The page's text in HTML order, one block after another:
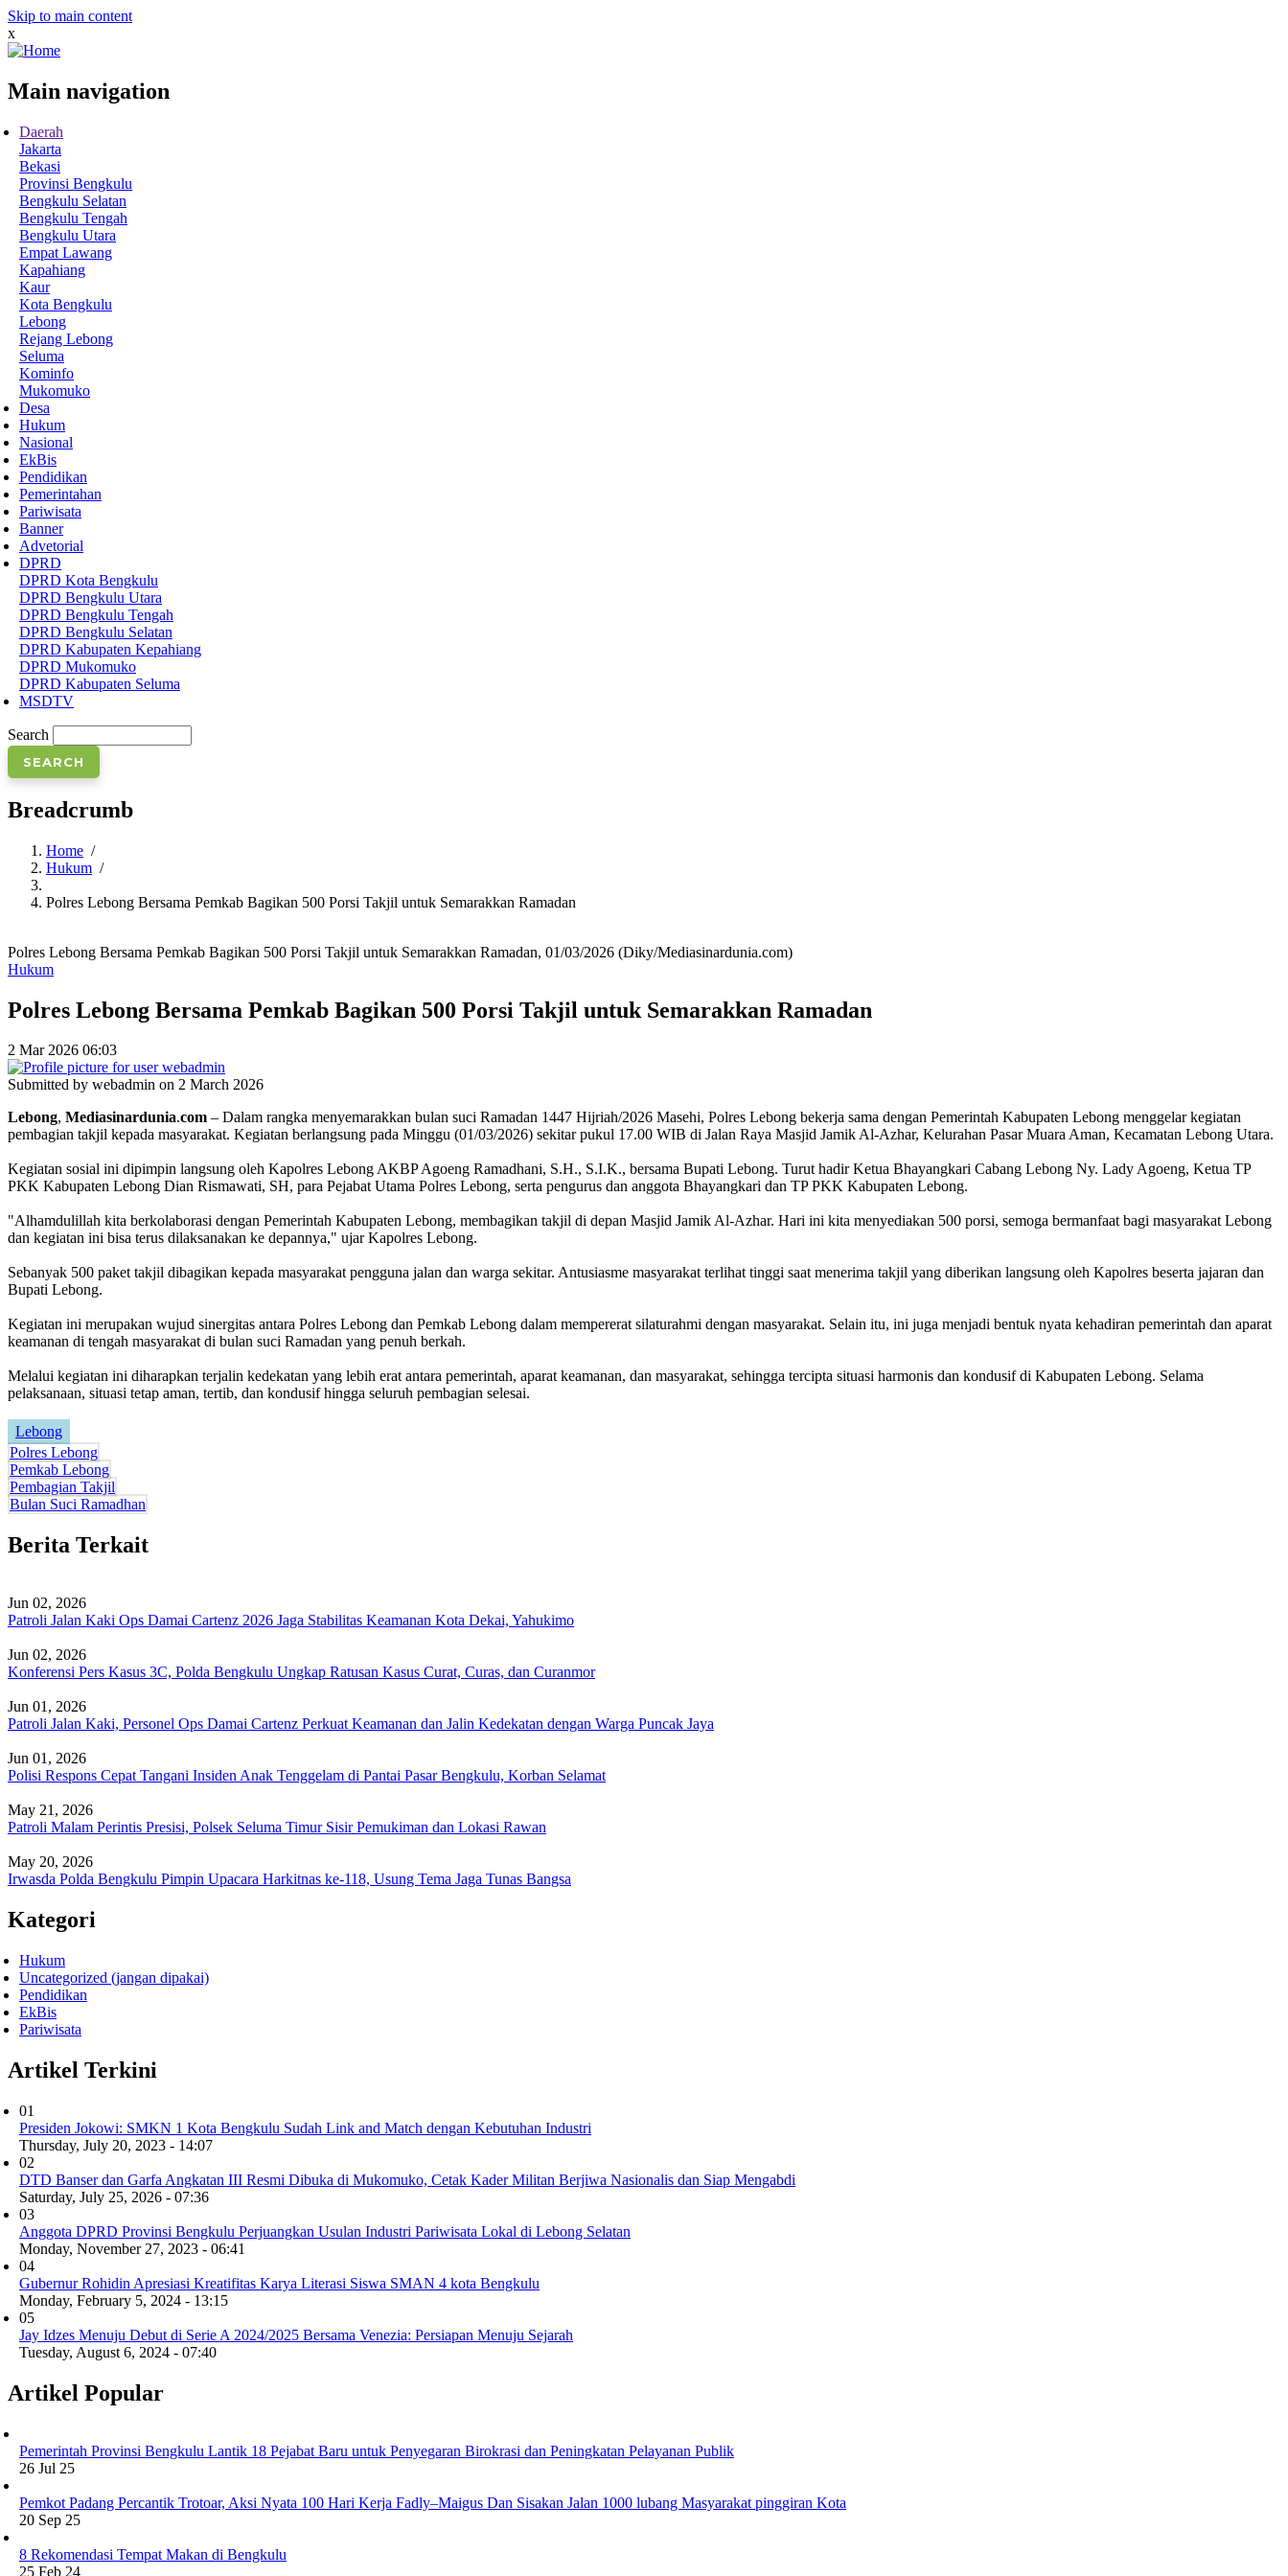
Skip to main content
x
Main navigation
Daerah
Jakarta
Bekasi
Provinsi Bengkulu
Bengkulu Selatan
Bengkulu Tengah
Bengkulu Utara
Empat Lawang
Kapahiang
Kaur
Kota Bengkulu
Lebong
Rejang Lebong
Seluma
Kominfo
Mukomuko
Desa
Hukum
Nasional
EkBis
Pendidikan
Pemerintahan
Pariwisata
Banner
Advetorial
DPRD
DPRD Kota Bengkulu
DPRD Bengkulu Utara
DPRD Bengkulu Tengah
DPRD Bengkulu Selatan
DPRD Kabupaten Kepahiang
DPRD Mukomuko
DPRD Kabupaten Seluma
MSDTV
Search
Breadcrumb
Home /
Hukum /
Polres Lebong Bersama Pemkab Bagikan 500 Porsi Takjil untuk Semarakkan Ramadan
Polres Lebong Bersama Pemkab Bagikan 500 Porsi Takjil untuk Semarakkan Ramadan, 01/03/2026 (Diky/Mediasinardunia.com)
Hukum
Polres Lebong Bersama Pemkab Bagikan 500 Porsi Takjil untuk Semarakkan Ramadan
2 Mar 2026 06:03
Submitted by webadmin on 2 March 2026
Lebong, Mediasinardunia.com – Dalam rangka menyemarakkan bulan suci Ramadan 1447 Hijriah/2026 Masehi, Polres Lebong bekerja sama dengan Pemerintah Kabupaten Lebong menggelar kegiatan
pembagian takjil kepada masyarakat. Kegiatan berlangsung pada Minggu (01/03/2026) sekitar pukul 17.00 WIB di Jalan Raya Masjid Jamik Al-Azhar, Kelurahan Pasar Muara Aman, Kecamatan Lebong Utara.
Kegiatan sosial ini dipimpin langsung oleh Kapolres Lebong AKBP Agoeng Ramadhani, S.H., S.I.K., bersama Bupati Lebong. Turut hadir Ketua Bhayangkari Cabang Lebong Ny. Lady Agoeng, Ketua TP
PKK Kabupaten Lebong Dian Rismawati, SH, para Pejabat Utama Polres Lebong, serta pengurus dan anggota Bhayangkari dan TP PKK Kabupaten Lebong.
"Alhamdulillah kita berkolaborasi dengan Pemerintah Kabupaten Lebong, membagikan takjil di depan Masjid Jamik Al-Azhar. Hari ini kita menyediakan 500 porsi, semoga bermanfaat bagi masyarakat Lebong
dan kegiatan ini bisa terus dilaksanakan ke depannya," ujar Kapolres Lebong.
Sebanyak 500 paket takjil dibagikan kepada masyarakat pengguna jalan dan warga sekitar. Antusiasme masyarakat terlihat tinggi saat menerima takjil yang diberikan langsung oleh Kapolres beserta jajaran dan
Bupati Lebong.
Kegiatan ini merupakan wujud sinergitas antara Polres Lebong dan Pemkab Lebong dalam mempererat silaturahmi dengan masyarakat. Selain itu, ini juga menjadi bentuk nyata kehadiran pemerintah dan aparat
keamanan di tengah masyarakat di bulan suci Ramadan yang penuh berkah.
Melalui kegiatan ini diharapkan terjalin kedekatan yang lebih erat antara pemerintah, aparat keamanan, dan masyarakat, sehingga tercipta situasi harmonis dan kondusif di Kabupaten Lebong. Selama
pelaksanaan, situasi tetap aman, tertib, dan kondusif hingga seluruh pembagian selesai.
Lebong
Polres Lebong
Pemkab Lebong
Pembagian Takjil
Bulan Suci Ramadhan
Berita Terkait
Jun 02, 2026
Patroli Jalan Kaki Ops Damai Cartenz 2026 Jaga Stabilitas Keamanan Kota Dekai, Yahukimo
Jun 02, 2026
Konferensi Pers Kasus 3C, Polda Bengkulu Ungkap Ratusan Kasus Curat, Curas, dan Curanmor
Jun 01, 2026
Patroli Jalan Kaki, Personel Ops Damai Cartenz Perkuat Keamanan dan Jalin Kedekatan dengan Warga Puncak Jaya
Jun 01, 2026
Polisi Respons Cepat Tangani Insiden Anak Tenggelam di Pantai Pasar Bengkulu, Korban Selamat
May 21, 2026
Patroli Malam Perintis Presisi, Polsek Seluma Timur Sisir Pemukiman dan Lokasi Rawan
May 20, 2026
Irwasda Polda Bengkulu Pimpin Upacara Harkitnas ke-118, Usung Tema Jaga Tunas Bangsa
Kategori
Hukum
Uncategorized (jangan dipakai)
Pendidikan
EkBis
Pariwisata
Artikel Terkini
01
Presiden Jokowi: SMKN 1 Kota Bengkulu Sudah Link and Match dengan Kebutuhan Industri
Thursday, July 20, 2023 - 14:07
02
DTD Banser dan Garfa Angkatan III Resmi Dibuka di Mukomuko, Cetak Kader Militan Berjiwa Nasionalis dan Siap Mengabdi
Saturday, July 25, 2026 - 07:36
03
Anggota DPRD Provinsi Bengkulu Perjuangkan Usulan Industri Pariwisata Lokal di Lebong Selatan
Monday, November 27, 2023 - 06:41
04
Gubernur Rohidin Apresiasi Kreatifitas Karya Literasi Siswa SMAN 4 kota Bengkulu
Monday, February 5, 2024 - 13:15
05
Jay Idzes Menuju Debut di Serie A 2024/2025 Bersama Venezia: Persiapan Menuju Sejarah
Tuesday, August 6, 2024 - 07:40
Artikel Popular
Pemerintah Provinsi Bengkulu Lantik 18 Pejabat Baru untuk Penyegaran Birokrasi dan Peningkatan Pelayanan Publik
26 Jul 25
Pemkot Padang Percantik Trotoar, Aksi Nyata 100 Hari Kerja Fadly–Maigus Dan Sisakan Jalan 1000 lubang Masyarakat pinggiran Kota
20 Sep 25
8 Rekomendasi Tempat Makan di Bengkulu
25 Feb 24